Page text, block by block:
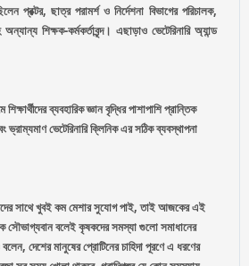
ছাত্র পরামর্শ ও নির্দেশনা বিভাগের পরিচালক,
শিক্ষক-কর্মকর্তাবৃন্দ। এছাড়াও ভেটেরিনারি অ্যান্ড
ব্যবহারিক জ্ঞান বৃদ্ধির পাশাপাশি প্রান্তিক
ভেটেরিনারি ক্লিনিক এর সঠিক ব্যবস্থাপনা
সাথে খুবই কম মেশার সুযোগ পাই, তাই আজকের এই
সৌভাগ্যবান বলেই কৃষকদের সমস্যা গুলো সমাধানের
দেশের মানুষের প্রোটিনের চাহিদা পূরণে এ ধরণের